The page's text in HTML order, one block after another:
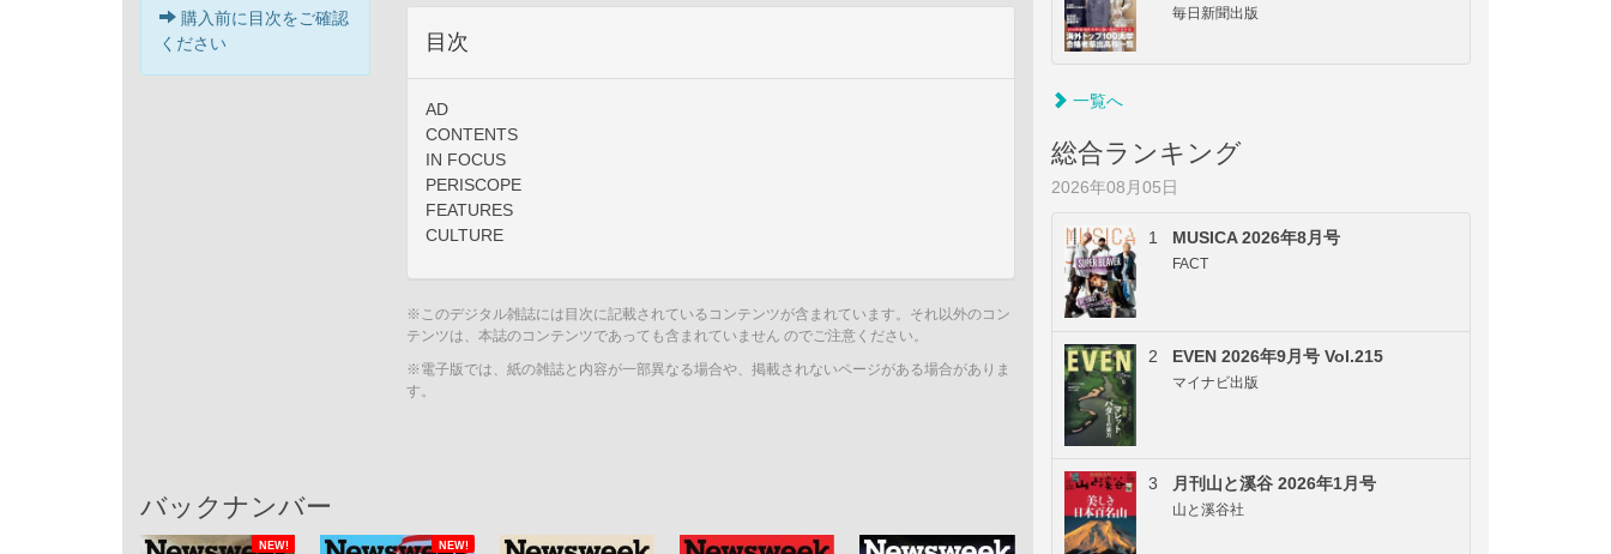
購入前に目次をご確認
ください
目次
AD
CONTENTS
IN FOCUS
PERISCOPE
FEATURES
CULTURE
※このデジタル雑誌には目次に記載されているコンテンツが含まれています。それ以外のコン
テンツは、本誌のコンテンツであっても含まれていません のでご注意ください。
※電子版では、紙の雑誌と内容が一部異なる場合や、掲載されないページがある場合がありま
す。
バックナンバー
NEW! NEW!
毎日新聞出版
一覧へ
総合ランキング
2026年08月05日
1 MUSICA 2026年8月号
FACT
2 EVEN 2026年9月号 Vol.215
マイナビ出版
3 月刊山と溪谷 2026年1月号
山と溪谷社